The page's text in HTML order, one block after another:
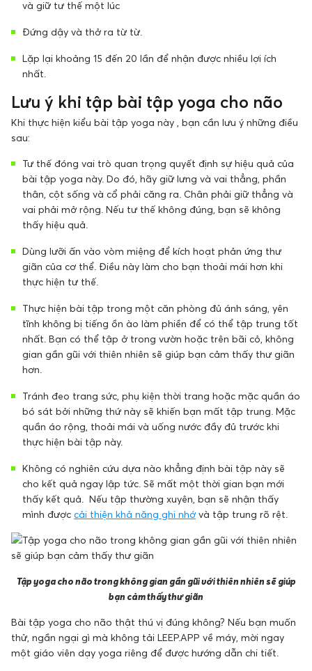
và giữ tư thế một lúc
Đứng dậy và thở ra từ từ.
Lặp lại khoảng 15 đến 20 lần để nhận được nhiều lợi ích
nhất.
Lưu ý khi tập bài tập yoga cho não
Khi thực hiện kiểu bài tập yoga này , bạn cần lưu ý những điều
sau:
Tư thế đóng vai trò quan trọng quyết định sự hiệu quả của
bài tập yoga này. Do đó, hãy giữ lưng và vai thẳng, phần
thân, cột sống và cổ phải căng ra. Chân phải giữ thẳng và
vai phải mở rộng. Nếu tư thế không đúng, bạn sẽ không
thấy hiệu quả.
Dùng lưỡi ấn vào vòm miệng để kích hoạt phản ứng thư
giãn của cơ thể. Điều này làm cho bạn thoải mái hơn khi
thực hiện tư thế.
Thực hiện bài tập trong một căn phòng đủ ánh sáng, yên
tĩnh không bị tiếng ồn ào làm phiền để có thể tập trung tốt
nhất. Bạn có thể tập ở trong vườn hoặc trên bãi cỏ, không
gian gần gũi với thiên nhiên sẽ giúp bạn cảm thấy thư giãn
hơn.
Tránh đeo trang sức, phụ kiện thời trang hoặc mặc quần áo
bó sát bởi những thứ này sẽ khiến bạn mất tập trung. Mặc
quần áo rộng, thoải mái và uống nước đầy đủ trước khi
thực hiện bài tập này.
Không có nghiên cứu dựa nào khẳng định bài tập này sẽ
cho kết quả ngay lập tức. Sẽ mất một thời gian bạn mới
thấy kết quả. Nếu tập thường xuyên, bạn sẽ nhận thấy
mình được cải thiện khả năng ghi nhớ và tập trung rõ rệt.
Tập yoga cho não trong không gian gần gũi với thiên nhiên sẽ giúp
bạn cảm thấy thư giãn
Bài tập yoga cho não thật thú vị đúng không? Nếu bạn muốn
thử, ngần ngại gì mà không tải LEEP.APP về máy, mời ngay
một giáo viên dạy yoga riêng để được hướng dẫn chi tiết.